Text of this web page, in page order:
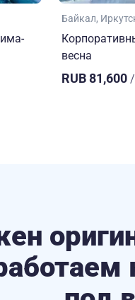
Байкал
весна
RUB 81,600